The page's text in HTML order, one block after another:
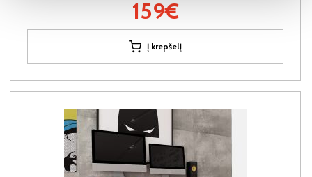
159€
Į krepšelį